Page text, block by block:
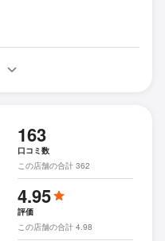
163
口コミ数
この店舗の合計 362
4.95
評価
この店舗の合計 4.98